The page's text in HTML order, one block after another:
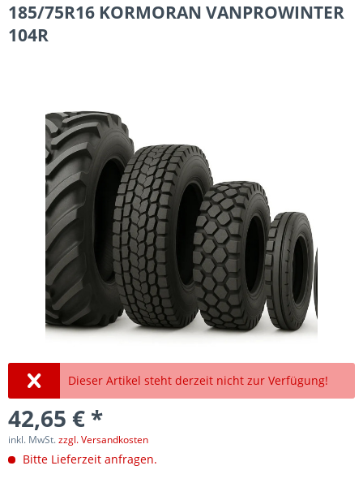
185/75R16 KORMORAN VANPROWINTER
104R
Dieser Artikel steht derzeit nicht zur Verfügung!
42,65 € *
inkl. MwSt.zzgl. Versandkosten
Bitte Lieferzeit anfragen.